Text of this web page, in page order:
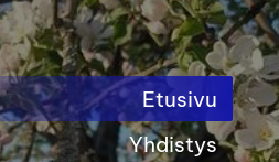
Etusivu
Yhdistys